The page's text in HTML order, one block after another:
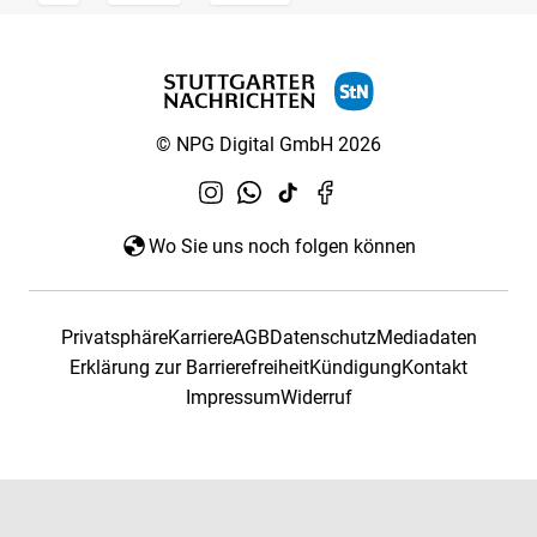
© NPG Digital GmbH 2026
Wo Sie uns noch folgen können
PrivatsphäreKarriereAGBDatenschutzMediadaten
Erklärung zur BarrierefreiheitKündigungKontakt
ImpressumWiderruf